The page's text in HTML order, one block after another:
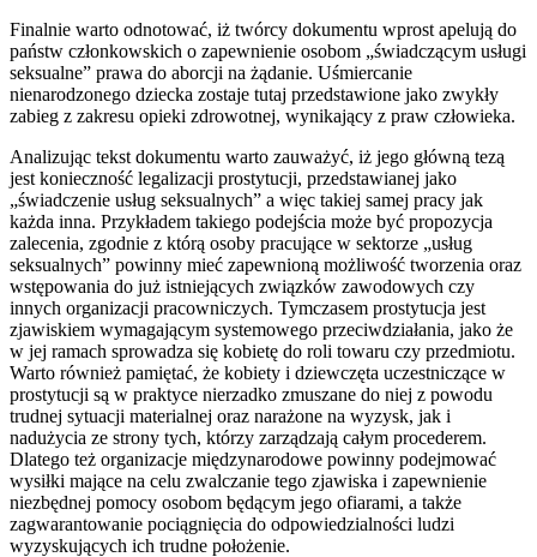
Finalnie warto odnotować, iż twórcy dokumentu wprost apelują do
państw członkowskich o zapewnienie osobom „świadczącym usługi
seksualne” prawa do aborcji na żądanie. Uśmiercanie
nienarodzonego dziecka zostaje tutaj przedstawione jako zwykły
zabieg z zakresu opieki zdrowotnej, wynikający z praw człowieka.
Analizując tekst dokumentu warto zauważyć, iż jego główną tezą
jest konieczność legalizacji prostytucji, przedstawianej jako
„świadczenie usług seksualnych” a więc takiej samej pracy jak
każda inna. Przykładem takiego podejścia może być propozycja
zalecenia, zgodnie z którą osoby pracujące w sektorze „usług
seksualnych” powinny mieć zapewnioną możliwość tworzenia oraz
wstępowania do już istniejących związków zawodowych czy
innych organizacji pracowniczych. Tymczasem prostytucja jest
zjawiskiem wymagającym systemowego przeciwdziałania, jako że
w jej ramach sprowadza się kobietę do roli towaru czy przedmiotu.
Warto również pamiętać, że kobiety i dziewczęta uczestniczące w
prostytucji są w praktyce nierzadko zmuszane do niej z powodu
trudnej sytuacji materialnej oraz narażone na wyzysk, jak i
nadużycia ze strony tych, którzy zarządzają całym procederem.
Dlatego też organizacje międzynarodowe powinny podejmować
wysiłki mające na celu zwalczanie tego zjawiska i zapewnienie
niezbędnej pomocy osobom będącym jego ofiarami, a także
zagwarantowanie pociągnięcia do odpowiedzialności ludzi
wyzyskujących ich trudne położenie.